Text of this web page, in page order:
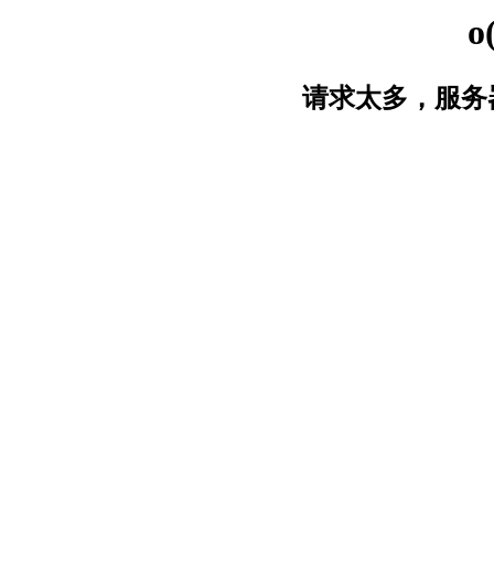
请求太多，服